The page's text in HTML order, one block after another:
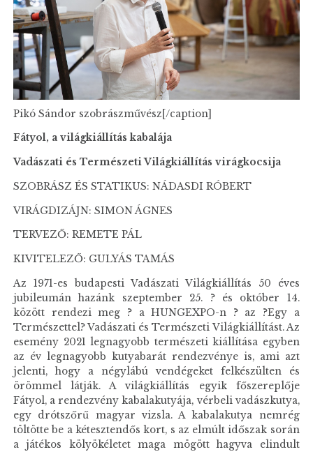
Pikó Sándor szobrászművész[/caption]
Fátyol, a világkiállítás kabalája
Vadászati és Természeti Világkiállítás virágkocsija
SZOBRÁSZ ÉS STATIKUS: NÁDASDI RÓBERT
VIRÁGDIZÁJN: SIMON ÁGNES
TERVEZŐ: REMETE PÁL
KIVITELEZŐ: GULYÁS TAMÁS
Az 1971-es budapesti Vadászati Világkiállítás 50 éves
jubileumán hazánk szeptember 25. ? és október 14.
között rendezi meg ? a HUNGEXPO-n ? az ?Egy a
Természettel? Vadászati és Természeti Világkiállítást. Az
esemény 2021 legnagyobb természeti kiállítása egyben
az év legnagyobb kutyabarát rendezvénye is, ami azt
jelenti, hogy a négylábú vendégeket felkészülten és
örömmel látják. A világkiállítás egyik főszereplője
Fátyol, a rendezvény kabalakutyája, vérbeli vadászkutya,
egy drótszőrű magyar vizsla. A kabalakutya nemrég
töltötte be a kétesztendős kort, s az elmúlt időszak során
a játékos kölyökéletet maga mögött hagyva elindult